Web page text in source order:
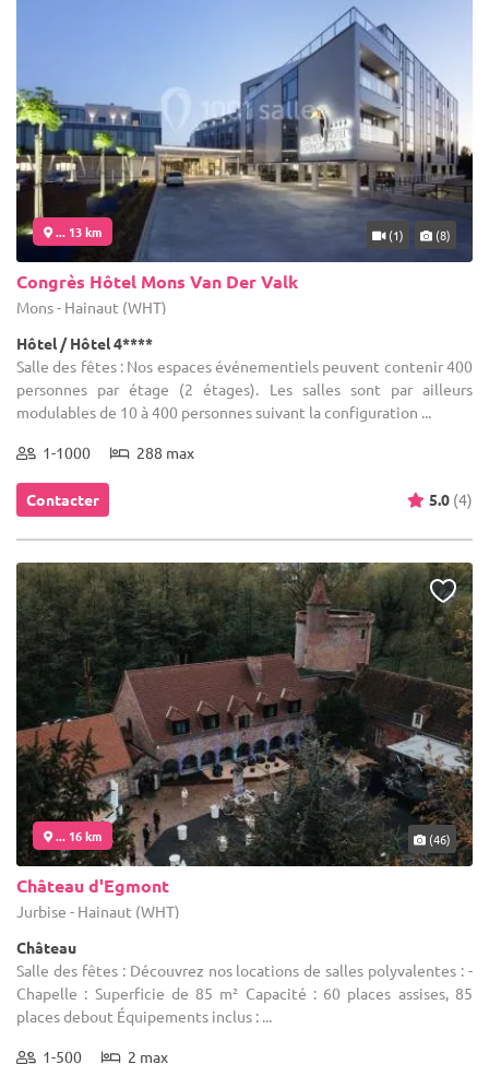
... 13 km (1) (8)
Congrès Hôtel Mons Van Der Valk
Mons - Hainaut (WHT)
Hôtel / Hôtel 4****
Salle des fêtes : Nos espaces événementiels peuvent contenir 400
personnes par étage (2 étages). Les salles sont par ailleurs
modulables de 10 à 400 personnes suivant la configuration ...
1-1000 288 max
Contacter 5.0 (4)
... 16 km (46)
Château d'Egmont
Jurbise - Hainaut (WHT)
Château
Salle des fêtes : Découvrez nos locations de salles polyvalentes : -
Chapelle : Superficie de 85 m² Capacité : 60 places assises, 85
places debout Équipements inclus : ...
1-500 2 max